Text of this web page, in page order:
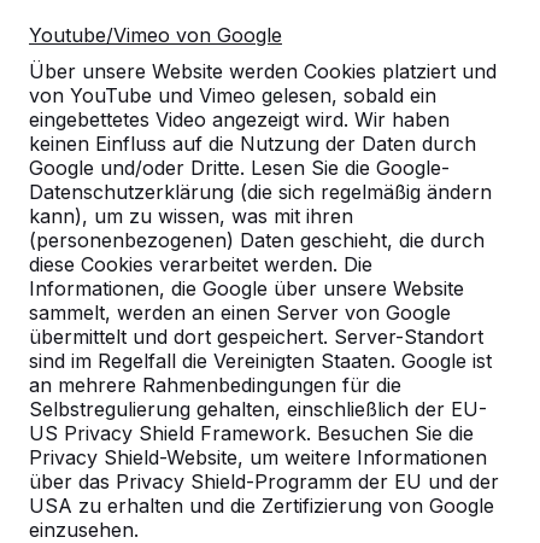
Youtube/Vimeo von Google
Über unsere Website werden Cookies platziert und
von YouTube und Vimeo gelesen, sobald ein
eingebettetes Video angezeigt wird. Wir haben
keinen Einfluss auf die Nutzung der Daten durch
Google und/oder Dritte. Lesen Sie die Google-
Datenschutzerklärung (die sich regelmäßig ändern
kann), um zu wissen, was mit ihren
(personenbezogenen) Daten geschieht, die durch
diese Cookies verarbeitet werden. Die
Informationen, die Google über unsere Website
sammelt, werden an einen Server von Google
übermittelt und dort gespeichert. Server-Standort
sind im Regelfall die Vereinigten Staaten. Google ist
an mehrere Rahmenbedingungen für die
Selbstregulierung gehalten, einschließlich der EU-
US Privacy Shield Framework. Besuchen Sie die
Privacy Shield-Website, um weitere Informationen
über das Privacy Shield-Programm der EU und der
USA zu erhalten und die Zertifizierung von Google
einzusehen.
Kontakt
HeBlad Deutschland
Diekerstraße 97
42781 Haan
Deutschland
+49 212 934 77 25
info@HeBlad.de